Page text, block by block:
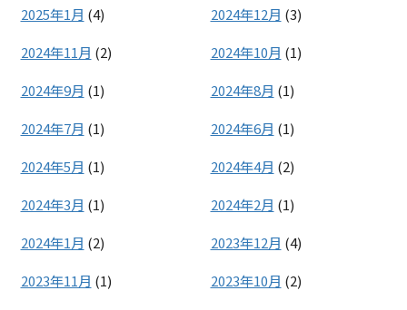
2025年1月 (4) 2024年12月 (3)
2024年11月 (2) 2024年10月 (1)
2024年9月 (1) 2024年8月 (1)
2024年7月 (1) 2024年6月 (1)
2024年5月 (1) 2024年4月 (2)
2024年3月 (1) 2024年2月 (1)
2024年1月 (2) 2023年12月 (4)
2023年11月 (1) 2023年10月 (2)